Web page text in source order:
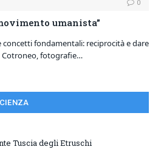
0
umanista”
concetti fondamentali: reciprocità e dare
Cotroneo, fotografie…
Tuscia degli Etruschi